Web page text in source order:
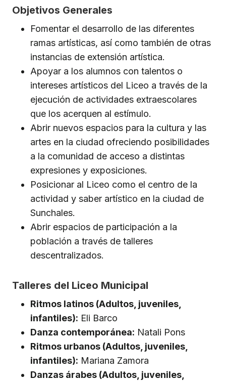
Objetivos Generales
Fomentar el desarrollo de las diferentes
ramas artísticas, así como también de otras
instancias de extensión artística.
Apoyar a los alumnos con talentos o
intereses artísticos del Liceo a través de la
ejecución de actividades extraescolares
que los acerquen al estímulo.
Abrir nuevos espacios para la cultura y las
artes en la ciudad ofreciendo posibilidades
a la comunidad de acceso a distintas
expresiones y exposiciones.
Posicionar al Liceo como el centro de la
actividad y saber artístico en la ciudad de
Sunchales.
Abrir espacios de participación a la
población a través de talleres
descentralizados.
Talleres del Liceo Municipal
Ritmos latinos (Adultos, juveniles,
infantiles): Eli Barco
Danza contemporánea: Natali Pons
Ritmos urbanos (Adultos, juveniles,
infantiles): Mariana Zamora
Danzas árabes (Adultos, juveniles,